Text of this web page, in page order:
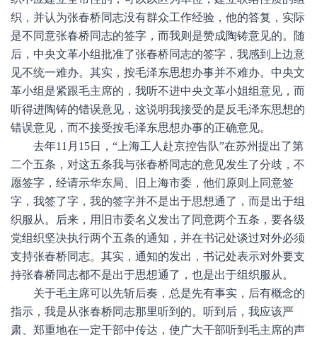
织，并认为张春桥同志没有群众工作经验，他的答复，实际
是不同意张春桥同志的签字，而我则是赞成陶铸意见的。随
后，中央文革小组批准了张春桥同志的签字，我感到上边意
见不统一难办。其实，按毛泽东思想办事并不难办。中央文
革小组是紧跟毛主席的，我听不进中央文革小姐组意见，而
听得进陶铸的错误意见，这说明我接受的是反毛泽东思想的
错误意见，而不接受按毛泽东思想办事的正确意见。
去年11月15日，“上海工人赴京控告队”在苏州提出了第
二个五条，对这五条我与张春桥同志的意见发生了分歧，不
愿签字，经请示华东局、旧上海市委，他们原则上同意签
字，我签了字，我的签字并不是出于思想通了，而是出于组
织服从。后来，用旧市委名义发出了同意两个五条，要各级
党组织坚决执行两个五条的通知，并在书记处谈过对外必须
支持张春桥同志。其实，通知的发出，书记处表示对外要支
持张春桥同志都不是出于思想通了，也是出于组织服从。
关于毛主席可以先斩后奏，总是先有事实，后有概念的
指示，我是从张春桥同志那里听到的。听到后，我应该严
肃、郑重地在一定干部中传达，使广大干部听到毛主席的声